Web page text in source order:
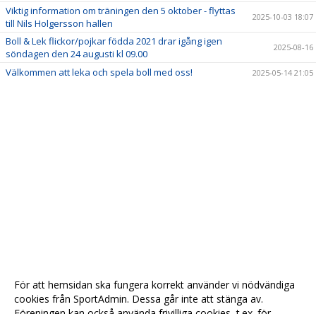
Viktig information om träningen den 5 oktober - flyttas
till Nils Holgersson hallen
2025-10-03 18:07
Boll & Lek flickor/pojkar födda 2021 drar igång igen
söndagen den 24 augusti kl 09.00
2025-08-16
Välkommen att leka och spela boll med oss! 2025-05-14 21:05
För att hemsidan ska fungera korrekt använder vi nödvändiga
cookies från SportAdmin. Dessa går inte att stänga av.